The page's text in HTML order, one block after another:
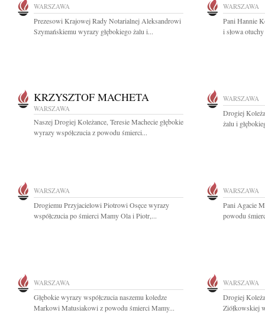
WARSZAWA
Prezesowi Krajowej Rady Notarialnej Aleksandrowi
Szymańskiemu wyrazy głębokiego żalu i...
WARSZAWA
Pani Hannie
i słowa
KRZYSZTOF MACHETA
WARSZAWA
Naszej Drogiej Koleżance, Teresie Machecie głębokie
wyrazy współczucia z powodu śmierci...
WARSZAWA
Drogiej
żalu i
WARSZAWA
Drogiemu Przyjacielowi Piotrowi Osęce wyrazy
współczucia po śmierci Mamy Ola i Piotr,...
WARSZAWA
Pani Agacie
powodu
WARSZAWA
Głębokie wyrazy współczucia naszemu koledze
Markowi Matusiakowi z powodu śmierci Mamy...
WARSZAWA
Drogiej
Ziółkowskiej